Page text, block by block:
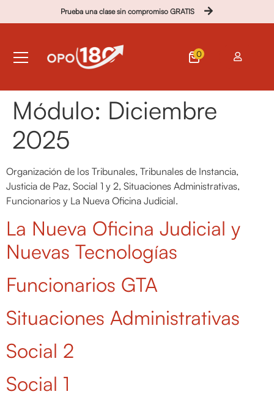
Prueba una clase sin compromiso GRATIS
0
Módulo: Diciembre
2025
Organización de los Tribunales, Tribunales de Instancia,
Justicia de Paz, Social 1 y 2, Situaciones Administrativas,
Funcionarios y La Nueva Oficina Judicial.
La Nueva Oficina Judicial y
Nuevas Tecnologías
Funcionarios GTA
Situaciones Administrativas
Social 2
Social 1